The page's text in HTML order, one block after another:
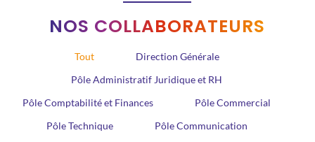
NOS COLLABORATEURS
Tout
Direction Générale
Pôle Administratif Juridique et RH
Pôle Comptabilité et Finances
Pôle Commercial
Pôle Technique
Pôle Communication